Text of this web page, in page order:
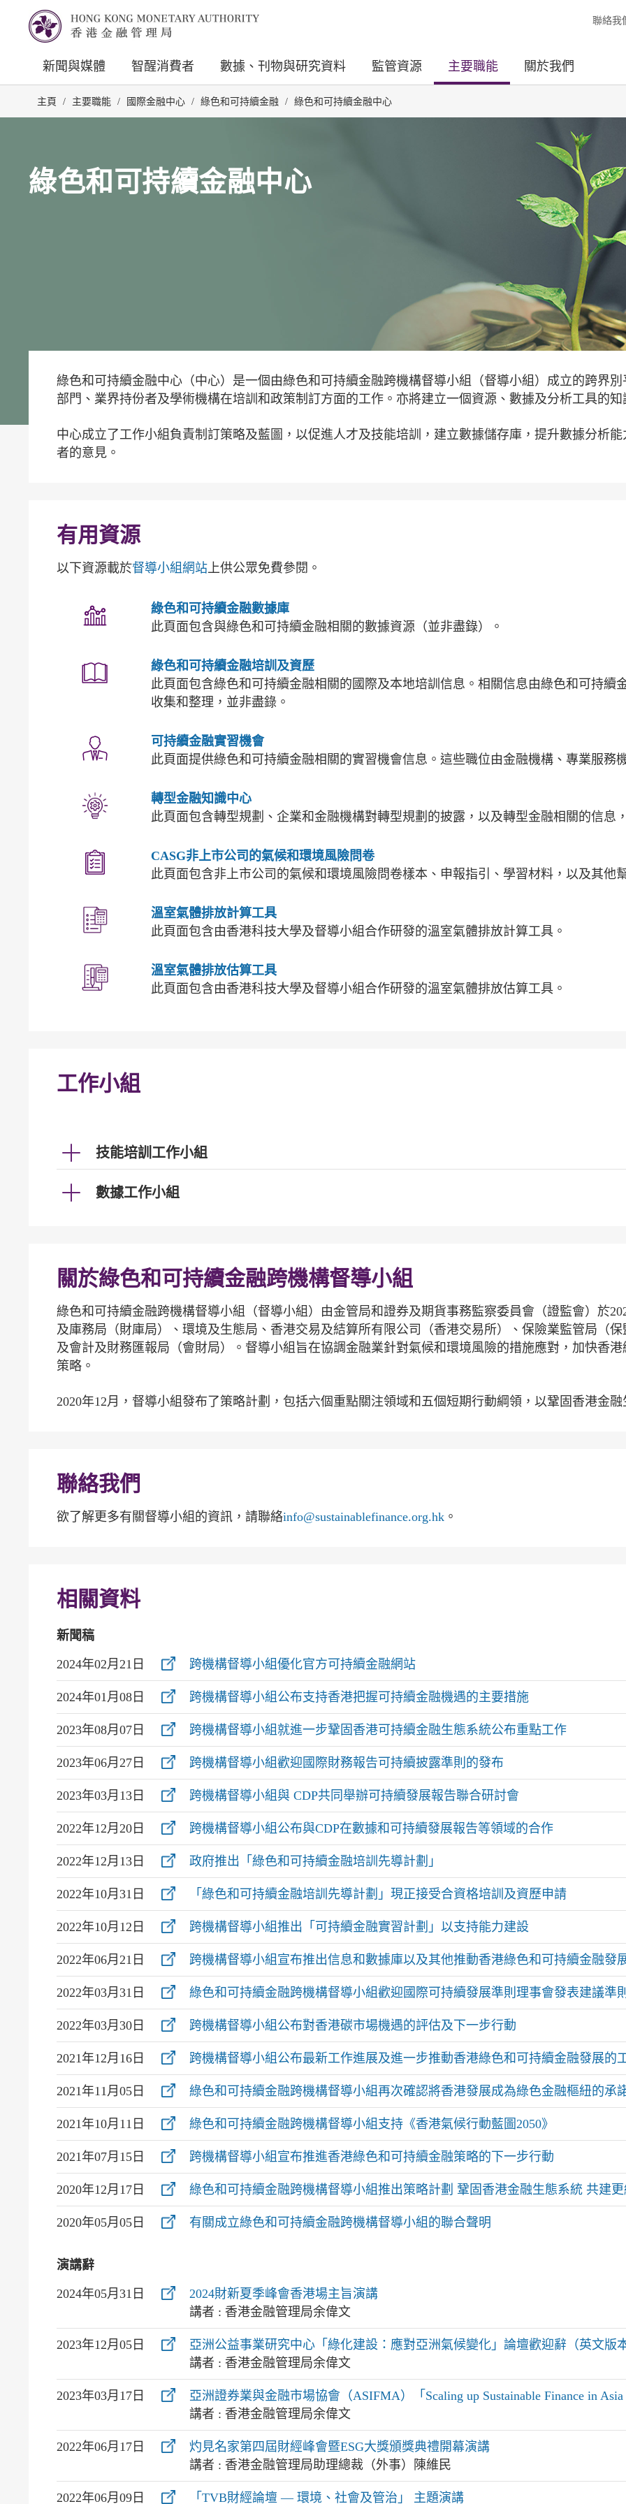
聯絡我
新聞與媒體 智醒消費者 數據、刊物與研究資料 監管資源 主要職能 關於我們
主頁 / 主要職能 / 國際金融中心 / 綠色和可持續金融 / 綠色和可持續金融中心
綠色和可持續金融中心
綠色和可持續金融中心（中心）是一個由綠色和可持續金融跨機構督導小組（督導小組）成立的跨界
部門、業界持份者及學術機構在培訓和政策制訂方面的工作。亦將建立一個資源、數據及分析工具的
中心成立了工作小組負責制訂策略及藍圖，以促進人才及技能培訓，建立數據儲存庫，提升數據分析
者的意見。
有用資源
以下資源載於督導小組網站上供公眾免費參閱。
綠色和可持續金融數據庫
此頁面包含與綠色和可持續金融相關的數據資源（並非盡錄）。
綠色和可持續金融培訓及資歷
此頁面包含綠色和可持續金融相關的國際及本地培訓信息。相關信息由綠色和可持續
收集和整理，並非盡錄。
可持續金融實習機會
此頁面提供綠色和可持續金融相關的實習機會信息。這些職位由金融機構、專業服務
轉型金融知識中心
此頁面包含轉型規劃、企業和金融機構對轉型規劃的披露，以及轉型金融相關的信息
CASG非上市公司的氣候和環境風險問卷
此頁面包含非上市公司的氣候和環境風險問卷樣本、申報指引、學習材料，以及其他
溫室氣體排放計算工具
此頁面包含由香港科技大學及督導小組合作研發的溫室氣體排放計算工具。
溫室氣體排放估算工具
此頁面包含由香港科技大學及督導小組合作研發的溫室氣體排放估算工具。
工作小組
技能培訓工作小組
數據工作小組
關於綠色和可持續金融跨機構督導小組
綠色和可持續金融跨機構督導小組（督導小組）由金管局和證券及期貨事務監察委員會（證監會）於
及庫務局（財庫局）、環境及生態局、香港交易及結算所有限公司（香港交易所）、保險業監管局（
及會計及財務匯報局（會財局）。督導小組旨在協調金融業針對氣候和環境風險的措施應對，加快香
策略。
2020年12月，督導小組發布了策略計劃，包括六個重點關注領域和五個短期行動綱領，以鞏固香港金
聯絡我們
欲了解更多有關督導小組的資訊，請聯絡info@sustainablefinance.org.hk 。
相關資料
新聞稿
2024年02月21日 跨機構督導小組優化官方可持續金融網站
2024年01月08日 跨機構督導小組公布支持香港把握可持續金融機遇的主要措施
2023年08月07日 跨機構督導小組就進一步鞏固香港可持續金融生態系統公布重點工作
2023年06月27日 跨機構督導小組歡迎國際財務報告可持續披露準則的發布
2023年03月13日 跨機構督導小組與 CDP共同舉辦可持續發展報告聯合研討會
2022年12月20日 跨機構督導小組公布與CDP在數據和可持續發展報告等領域的合作
2022年12月13日 政府推出「綠色和可持續金融培訓先導計劃」
2022年10月31日 「綠色和可持續金融培訓先導計劃」現正接受合資格培訓及資歷申請
2022年10月12日 跨機構督導小組推出「可持續金融實習計劃」以支持能力建設
2022年06月21日 跨機構督導小組宣布推出信息和數據庫以及其他推動香港綠色和可持續金融發
2022年03月31日 綠色和可持續金融跨機構督導小組歡迎國際可持續發展準則理事會發表建議準
2022年03月30日 跨機構督導小組公布對香港碳市場機遇的評估及下一步行動
2021年12月16日 跨機構督導小組公布最新工作進展及進一步推動香港綠色和可持續金融發展的
2021年11月05日 綠色和可持續金融跨機構督導小組再次確認將香港發展成為綠色金融樞紐的承
2021年10月11日 綠色和可持續金融跨機構督導小組支持《香港氣候行動藍圖2050》
2021年07月15日 跨機構督導小組宣布推進香港綠色和可持續金融策略的下一步行動
2020年12月17日 綠色和可持續金融跨機構督導小組推出策略計劃 鞏固香港金融生態系統 共建
2020年05月05日 有關成立綠色和可持續金融跨機構督導小組的聯合聲明
演講辭
2024年05月31日
2024財新夏季峰會香港場主旨演講
講者 : 香港金融管理局余偉文
2023年12月05日
亞洲公益事業研究中心「綠化建設：應對亞洲氣候變化」論壇歡迎辭（英文版
講者 : 香港金融管理局余偉文
2023年03月17日
亞洲證券業與金融市場協會（ASIFMA）「Scaling up Sustainable Finance in
講者 : 香港金融管理局余偉文
2022年06月17日
灼見名家第四屆財經峰會暨ESG大獎頒獎典禮開幕演講
講者 : 香港金融管理局助理總裁（外事）陳維民
2022年06月09日 「TVB財經論壇 — 環境、社會及管治」 主題演講